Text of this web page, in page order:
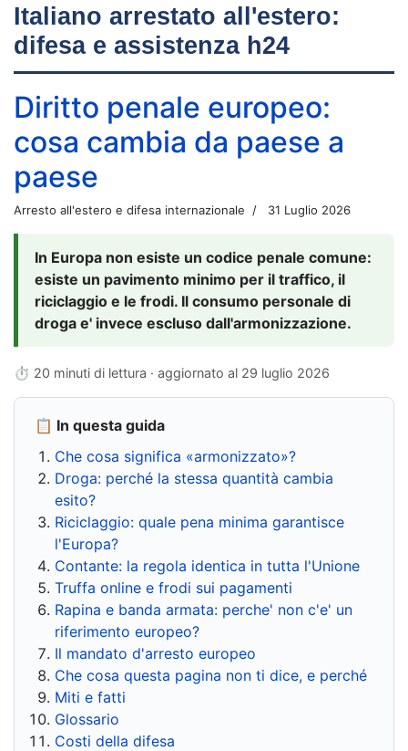
Italiano arrestato all'estero:
difesa e assistenza h24
Diritto penale europeo:
cosa cambia da paese a
paese
Arresto all'estero e difesa internazionale 31 Luglio 2026
In Europa non esiste un codice penale comune:
esiste un pavimento minimo per il traffico, il
riciclaggio e le frodi. Il consumo personale di
droga e' invece escluso dall'armonizzazione.
⏱ 20 minuti di lettura · aggiornato al 29 luglio 2026
📋 In questa guida
Che cosa significa «armonizzato»?
Droga: perché la stessa quantità cambia
esito?
Riciclaggio: quale pena minima garantisce
l'Europa?
Contante: la regola identica in tutta l'Unione
Truffa online e frodi sui pagamenti
Rapina e banda armata: perche' non c'e' un
riferimento europeo?
Il mandato d'arresto europeo
Che cosa questa pagina non ti dice, e perché
Miti e fatti
Glossario
Costi della difesa